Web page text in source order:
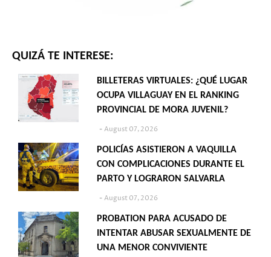
QUIZÁ TE INTERESE:
BILLETERAS VIRTUALES: ¿QUÉ LUGAR
OCUPA VILLAGUAY EN EL RANKING
PROVINCIAL DE MORA JUVENIL?
August 07, 2026
POLICÍAS ASISTIERON A VAQUILLA
CON COMPLICACIONES DURANTE EL
PARTO Y LOGRARON SALVARLA
August 07, 2026
PROBATION PARA ACUSADO DE
INTENTAR ABUSAR SEXUALMENTE DE
UNA MENOR CONVIVIENTE